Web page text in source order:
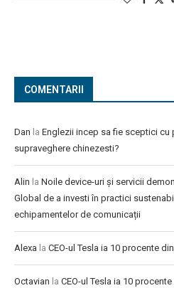
COMENTARII
Dan la Englezii incep sa fie sceptici
supraveghere chinezesti?
Alin la Noile device-uri și servicii
Global de a investi în practici
echipamentelor de comunicații
Alexa la CEO-ul Tesla ia 10 procente
Octavian la CEO-ul Tesla ia 10